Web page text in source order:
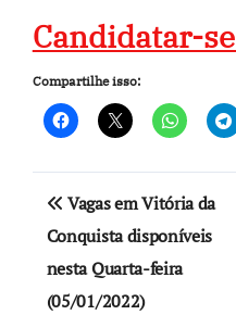
Candidatar-
Compartilhe isso:
Navegação
de
Post
Vagas em Vitória da
Conquista disponíveis
nesta Quarta-feira
(05/01/2022)